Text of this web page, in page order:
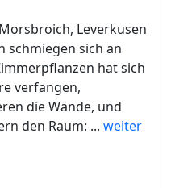
Leverkusen
schmiegen sich an
hat sich
verfangen,
die Wände, und
den Raum: ... weiter